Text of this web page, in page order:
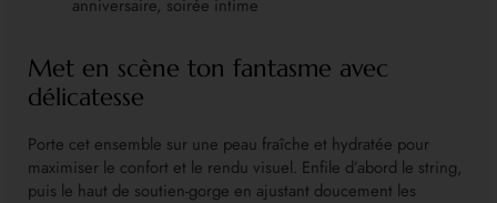
anniversaire, soirée intime
Met en scène ton fantasme avec
délicatesse
Porte cet ensemble sur une peau fraîche et hydratée pour
maximiser le confort et le rendu visuel. Enfile d’abord le string,
puis le haut de soutien-gorge en ajustant doucement les